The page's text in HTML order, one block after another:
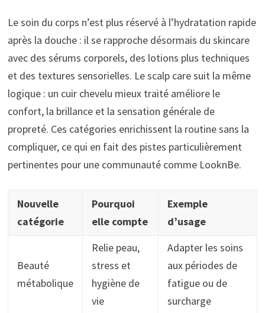
Le soin du corps n’est plus réservé à l’hydratation rapide
après la douche : il se rapproche désormais du skincare
avec des sérums corporels, des lotions plus techniques
et des textures sensorielles. Le scalp care suit la même
logique : un cuir chevelu mieux traité améliore le
confort, la brillance et la sensation générale de
propreté. Ces catégories enrichissent la routine sans la
compliquer, ce qui en fait des pistes particulièrement
pertinentes pour une communauté comme LooknBe.
Nouvelle
catégorie
Pourquoi
elle compte
Exemple
d’usage
Beauté
métabolique
Relie peau,
stress et
hygiène de
vie
Adapter les soins
aux périodes de
fatigue ou de
surcharge